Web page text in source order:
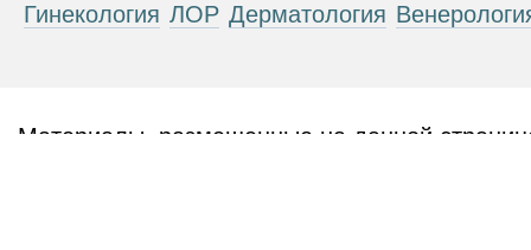
Гинекология ЛОР Дерматология
Материалы, размещенные на данной